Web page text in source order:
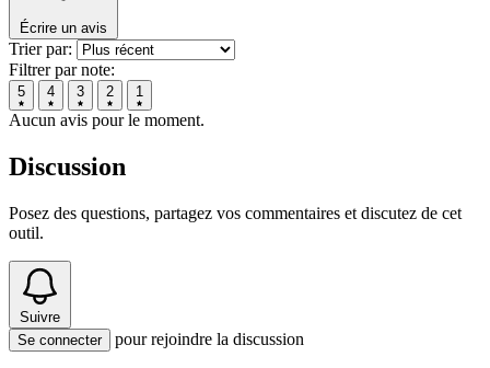
Écrire un avis
Trier par:
Filtrer par note:
5 4 3 2 1
Aucun avis pour le moment.
Discussion
Posez des questions, partagez vos commentaires et discutez de cet
outil.
Suivre
Se connecter
pour rejoindre la discussion